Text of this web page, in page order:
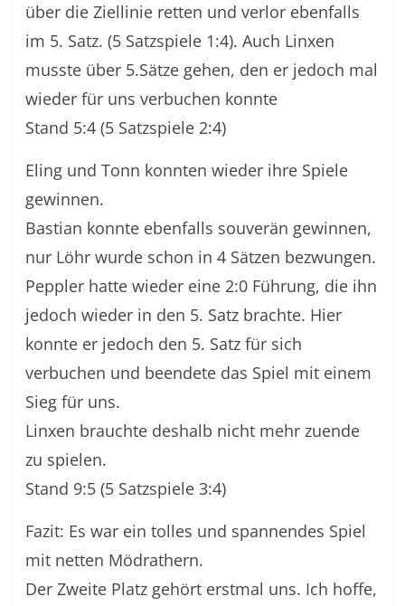
über die Ziellinie retten und verlor ebenfalls
im 5. Satz. (5 Satzspiele 1:4). Auch Linxen
musste über 5.Sätze gehen, den er jedoch mal
wieder für uns verbuchen konnte
Stand 5:4 (5 Satzspiele 2:4)
Eling und Tonn konnten wieder ihre Spiele
gewinnen.
Bastian konnte ebenfalls souverän gewinnen,
nur Löhr wurde schon in 4 Sätzen bezwungen.
Peppler hatte wieder eine 2:0 Führung, die ihn
jedoch wieder in den 5. Satz brachte. Hier
konnte er jedoch den 5. Satz für sich
verbuchen und beendete das Spiel mit einem
Sieg für uns.
Linxen brauchte deshalb nicht mehr zuende
zu spielen.
Stand 9:5 (5 Satzspiele 3:4)
Fazit: Es war ein tolles und spannendes Spiel
mit netten Mödrathern.
Der Zweite Platz gehört erstmal uns. Ich hoffe,